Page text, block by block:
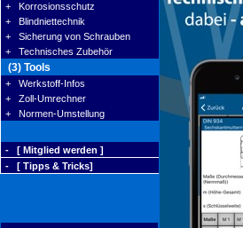
+ Korrosionsschutz
+ Blindniettechnik
+ Sicherung von Schrauben
+ Technisches Zubehör
(3) Tools
+ Werkstoff-Infos
+ Zoll-Umrechner
+ Normen-Umstellung
- [ Mitglied werden ]
- [ Tipps & Tricks]